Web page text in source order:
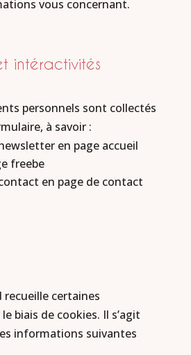
vous concernant.
intéractivités
personnels sont collectés
à savoir :
en page accueil
freebe
en page de contact
recueille certaines
biais de cookies. Il s’agit
informations suivantes